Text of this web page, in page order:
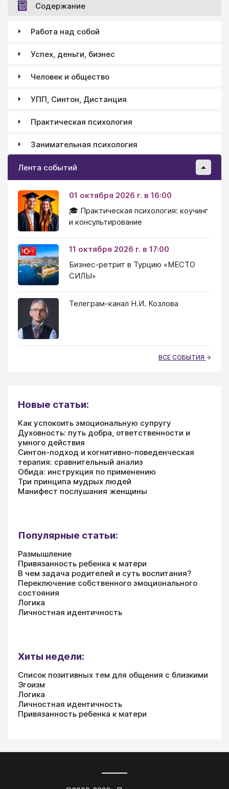
Содержание
Работа над собой
Успех, деньги, бизнес
Человек и общество
УПП, Синтон, Дистанция
Практическая психология
Занимательная психология
Лента событий
01 октября 2026 г. в 16:00
🎓 Практическая психология: коучинг
и консультирование
11 октября 2026 г. в 17:00
Бизнес-ретрит в Турцию «МЕСТО
СИЛЫ»
Телеграм-канал Н.И. Козлова
ВСЕ СОБЫТИЯ
Новые статьи:
Как успокоить эмоциональную супругу
Духовность: путь добра, ответственности и
умного действия
Синтон-подход и когнитивно-поведенческая
терапия: сравнительный анализ
Обида: инструкция по применению
Три принципа мудрых людей
Манифест послушания женщины
Популярные статьи:
Размышление
Привязанность ребенка к матери
В чем задача родителей и суть воспитания?
Переключение собственного эмоционального
состояния
Логика
Личностная идентичность
Хиты недели:
Список позитивных тем для общения с близкими
Эгоизм
Логика
Личностная идентичность
Привязанность ребенка к матери